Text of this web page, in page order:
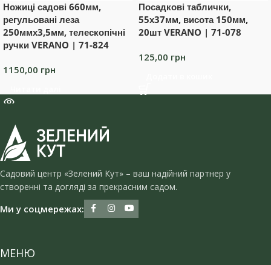
Ножиці садові 660мм,
регульовані леза
250ммх3,5мм, телескопічні
ручки VERANO | 71-824
1150,00 грн
Посадкові таблички,
55х37мм, висота 150мм,
20шт VERANO | 71-078
125,00 грн
Садовий центр «Зелений Кут» – ваш надійний партнер у
створенні та догляді за прекрасним садом.
Ми у соцмережах:
МЕНЮ